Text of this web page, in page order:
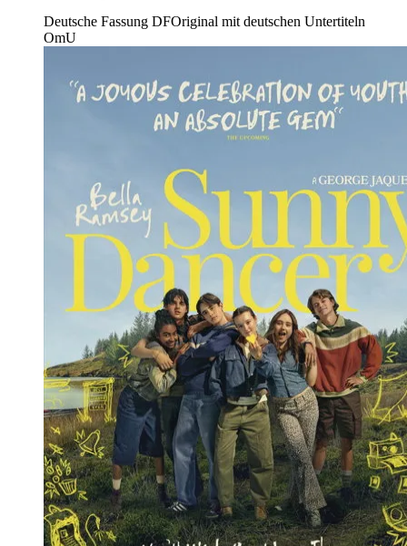
Deutsche Fassung DFOriginal mit deutschen Untertiteln
OmU